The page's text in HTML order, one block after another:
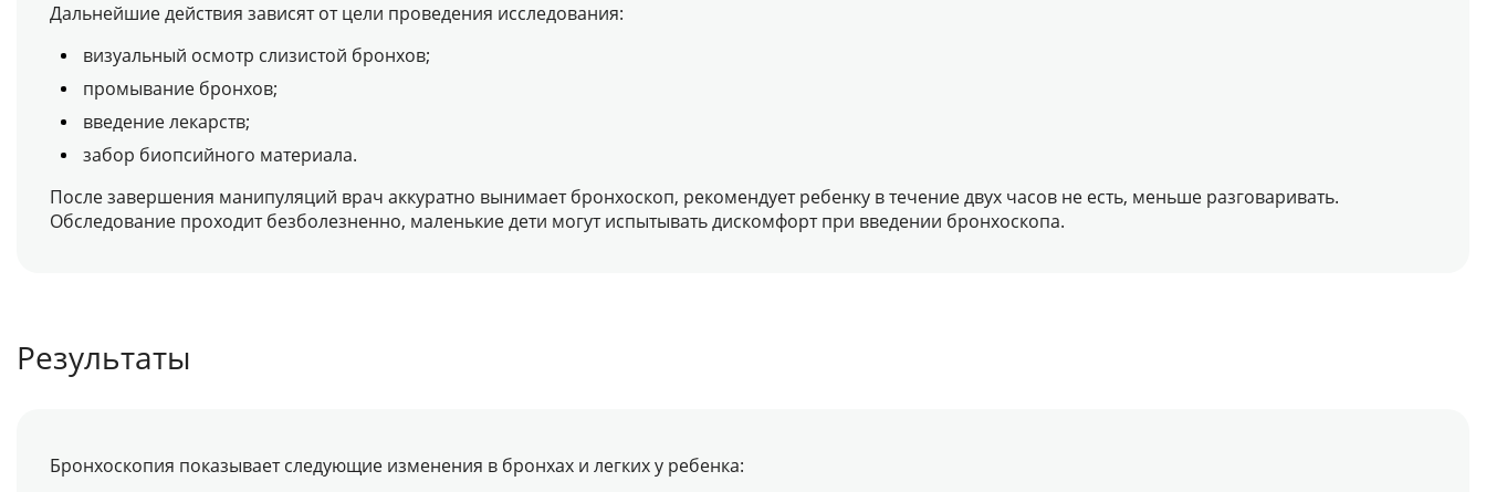
Дальнейшие действия зависят от цели проведения исследования:
визуальный осмотр слизистой бронхов;
промывание бронхов;
введение лекарств;
забор биопсийного материала.
После завершения манипуляций врач аккуратно вынимает бронхоскоп, рекомендует ребенку в течение двух часов не есть, меньше разговаривать.
Обследование проходит безболезненно, маленькие дети могут испытывать дискомфорт при введении бронхоскопа.
Результаты
Бронхоскопия показывает следующие изменения в бронхах и легких у ребенка: